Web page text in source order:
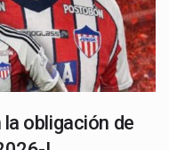
obligación de